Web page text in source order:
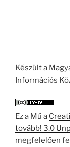
Készült a
Információs
Ez a Mű a
tovább! 3.0
megfelelően